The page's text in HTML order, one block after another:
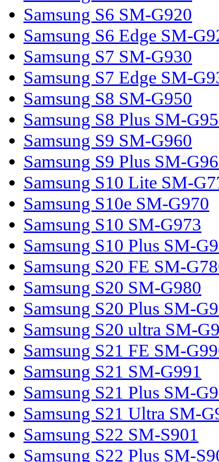
Samsung S6 SM-G920
Samsung S6 Edge SM-
Samsung S7 SM-G930
Samsung S7 Edge SM-
Samsung S8 SM-G950
Samsung S8 Plus SM-
Samsung S9 SM-G960
Samsung S9 Plus SM-
Samsung S10 Lite SM-
Samsung S10e SM-G970
Samsung S10 SM-G973
Samsung S10 Plus SM-
Samsung S20 FE SM-
Samsung S20 SM-G980
Samsung S20 Plus SM-
Samsung S20 ultra SM-
Samsung S21 FE SM-
Samsung S21 SM-G991
Samsung S21 Plus SM-
Samsung S21 Ultra SM-
Samsung S22 SM-S901
Samsung S22 Plus SM-